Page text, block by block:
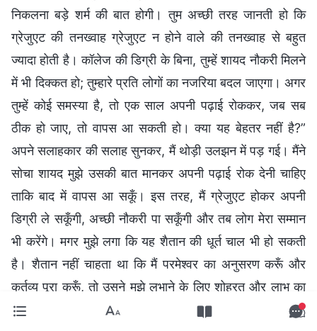
निकलना बड़े शर्म की बात होगी। तुम अच्छी तरह जानती हो कि
ग्रेजुएट की तनख्वाह ग्रेजुएट न होने वाले की तनख्वाह से बहुत
ज्यादा होती है। कॉलेज की डिग्री के बिना, तुम्हें शायद नौकरी मिलने
में भी दिक्कत हो; तुम्हारे प्रति लोगों का नजरिया बदल जाएगा। अगर
तुम्हें कोई समस्या है, तो एक साल अपनी पढ़ाई रोककर, जब सब
ठीक हो जाए, तो वापस आ सकती हो। क्या यह बेहतर नहीं है?”
अपने सलाहकार की सलाह सुनकर, मैं थोड़ी उलझन में पड़ गई। मैंने
सोचा शायद मुझे उसकी बात मानकर अपनी पढ़ाई रोक देनी चाहिए
ताकि बाद में वापस आ सकूँ। इस तरह, मैं ग्रेजुएट होकर अपनी
डिग्री ले सकूँगी, अच्छी नौकरी पा सकूँगी और तब लोग मेरा सम्मान
भी करेंगे। मगर मुझे लगा कि यह शैतान की धूर्त चाल भी हो सकती
है। शैतान नहीं चाहता था कि मैं परमेश्वर का अनुसरण करूँ और
कर्तव्य पूरा करूँ, तो उसने मुझे लुभाने के लिए शोहरत और लाभ का
इस्तेमाल किया। मैंने परमेश्वर के इन वचनों को याद किया : “जब